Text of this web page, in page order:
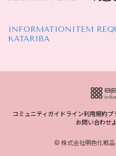
INFORMATION ITEM
KATARIBA
コミュニティガイドライン利用規約プ
お問い合わせ
© 株式会社明色化粧品